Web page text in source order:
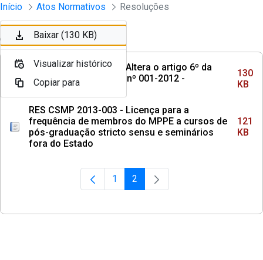
Pular para o Conteúdo principal
Instrumento jurídico - Documentos
Início Atos Normativos Resoluções
Ordenar Filtro
RES CSMP 2013-001 - Altera o artigo 6º da
Resolução RES-CSMP nº 001-2012 -
Arquimedes
130
KB
RES CSMP 2013-003 - Licença para a
frequência de membros do MPPE a cursos de
pós-graduação stricto sensu e seminários
fora do Estado
121
KB
Página
1 Página
2
Baixar (130 KB)
Visualizar histórico
Copiar para